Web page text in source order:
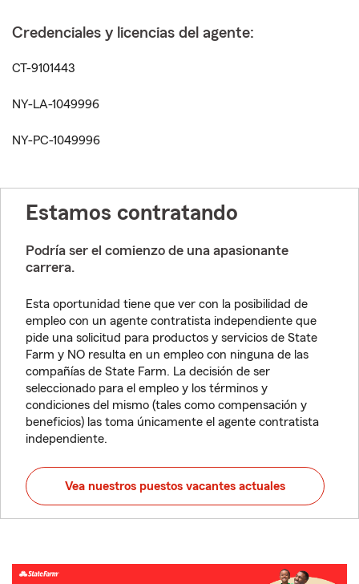
Credenciales y licencias del agente:
CT-9101443
NY-LA-1049996
NY-PC-1049996
Estamos contratando
Podría ser el comienzo de una apasionante
carrera.
Esta oportunidad tiene que ver con la posibilidad de
empleo con un agente contratista independiente que
pide una solicitud para productos y servicios de State
Farm y NO resulta en un empleo con ninguna de las
compañías de State Farm. La decisión de ser
seleccionado para el empleo y los términos y
condiciones del mismo (tales como compensación y
beneficios) las toma únicamente el agente contratista
independiente.
Vea nuestros puestos vacantes actuales